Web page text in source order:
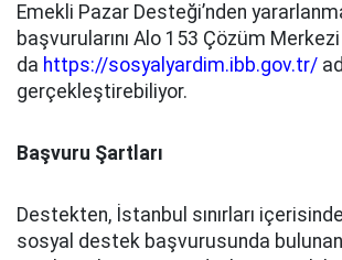
Emekli Pazar Desteği’nden
başvurularını Alo 153 Çözüm
da https://sosyalyardim.ibb.gov.tr/
gerçekleştirebiliyor.
Başvuru Şartları
Destekten, İstanbul sınırları
sosyal destek başvurusunda bulunan